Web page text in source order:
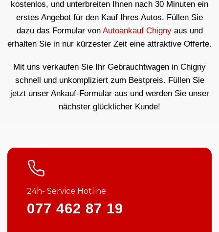
kostenlos, und unterbreiten Ihnen nach 30 Minuten ein
erstes Angebot für den Kauf Ihres Autos. Füllen Sie
dazu das Formular von Autoankauf Chignyaus und
erhalten Sie in nur kürzester Zeit eine attraktive Offerte.
Mit uns verkaufen Sie Ihr Gebrauchtwagen in Chigny
schnell und unkompliziert zum Bestpreis. Füllen Sie
jetzt unser Ankauf-Formular aus und werden Sie unser
nächster glücklicher Kunde!
24h- Service Hotline
077 462 87 19